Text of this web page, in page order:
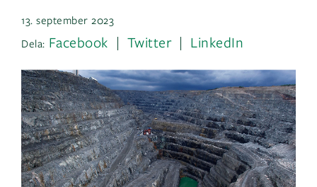
13. september 2023
Dela: Facebook Twitter LinkedIn